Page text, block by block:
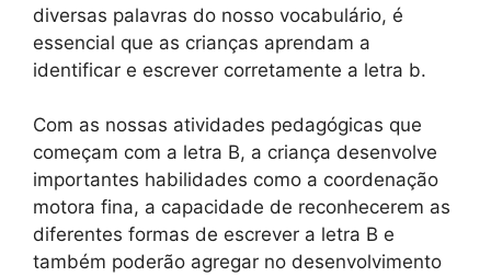
diversas palavras do nosso vocabulário, é
essencial que as crianças aprendam a
identificar e escrever corretamente a letra b.
Com as nossas atividades pedagógicas que
começam com a letra B, a criança desenvolve
importantes habilidades como a coordenação
motora fina, a capacidade de reconhecerem as
diferentes formas de escrever a letra B e
também poderão agregar no desenvolvimento